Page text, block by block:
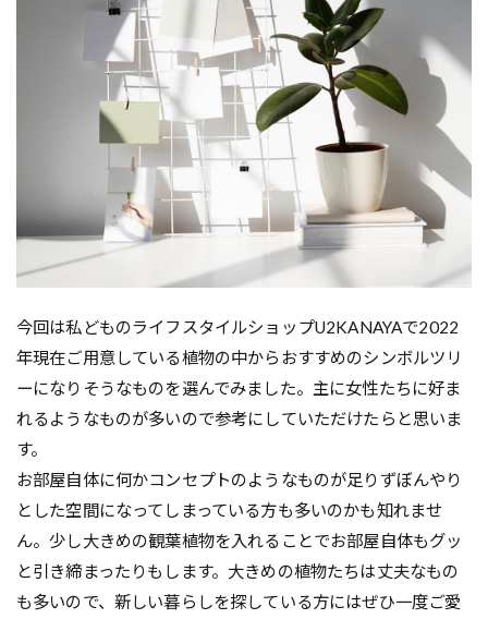
今回は私どものライフスタイルショップU2KANAYAで2022
年現在ご用意している植物の中からおすすめのシンボルツリ
ーになりそうなものを選んでみました。主に女性たちに好ま
れるようなものが多いので参考にしていただけたらと思いま
す。
お部屋自体に何かコンセプトのようなものが足りずぼんやり
とした空間になってしまっている方も多いのかも知れませ
ん。少し大きめの観葉植物を入れることでお部屋自体もグッ
と引き締まったりもします。大きめの植物たちは丈夫なもの
も多いので、新しい暮らしを探している方にはぜひ一度ご愛